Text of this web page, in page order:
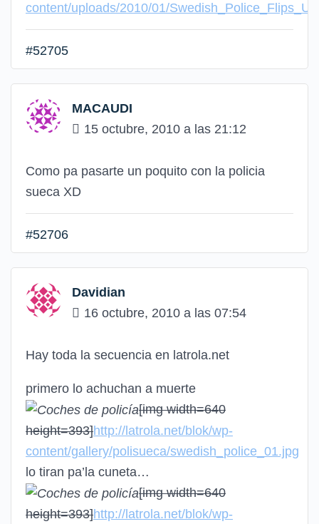
content/uploads/2010/01/
#52705
MACAUDI
15 octubre, 2010 a las 21:12
Como pa pasarte un poquito con la policia
sueca XD
#52706
Davidian
16 octubre, 2010 a las 07:54
Hay toda la secuencia en latrola.net
primero lo achuchan a muerte
[img width=640
height=393]http://latrola.net/blok/wp-
content/gallery/polisueca/swedish_police_01.jpg
lo tiran pa’la cuneta…
[img width=640
height=393]http://latrola.net/blok/wp-